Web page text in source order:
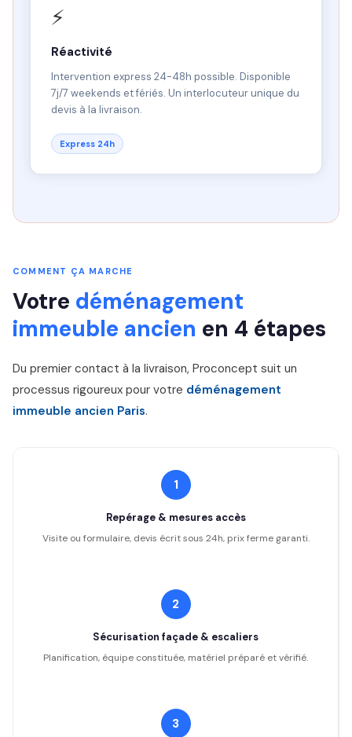
⚡
Réactivité
Intervention express 24-48h possible. Disponible
7j/7 weekends et fériés. Un interlocuteur unique du
devis à la livraison.
Express 24h
COMMENT ÇA MARCHE
Votre déménagement
immeuble ancien en 4 étapes
Du premier contact à la livraison, Proconcept suit un
processus rigoureux pour votre déménagement
immeuble ancien Paris.
1
Repérage & mesures accès
Visite ou formulaire, devis écrit sous 24h, prix ferme garanti.
2
Sécurisation façade & escaliers
Planification, équipe constituée, matériel préparé et vérifié.
3